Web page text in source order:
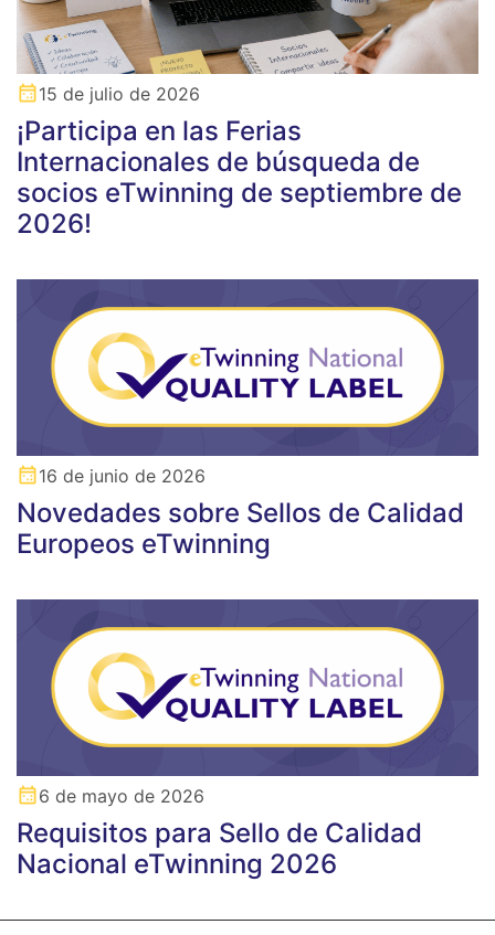
15 de julio de 2026
¡Participa en las Ferias
Internacionales de búsqueda de
socios eTwinning de septiembre de
2026!
16 de junio de 2026
Novedades sobre Sellos de Calidad
Europeos eTwinning
6 de mayo de 2026
Requisitos para Sello de Calidad
Nacional eTwinning 2026